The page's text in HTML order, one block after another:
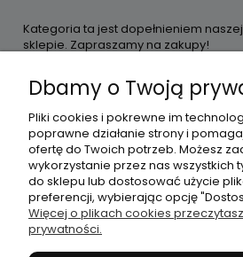
Kategoria ta jest dopełnieniem
sklepie. Zapraszamy na zakupy!
Moje konto
Płatności i
Dbamy o Twoją
Pliki cookies i pokrewne im
poprawne działanie strony i
ofertę do Twoich potrzeb. Możesz
wykorzystanie przez nas wszystkich
do sklepu lub dostosować użycie
preferencji, wybierając opcję
Więcej o plikach cookies
prywatności.